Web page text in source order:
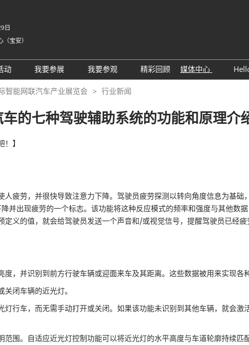
日
宝安）
English
Tiếng
A）
动
同期会议活动
往届回顾
我要参展
AWC参展申请
2025亮点展区
展商增值服务CMO
励展通
我要参观
参观预登记
组团参观
展商名录
RX Connect 励展通
精彩回顾
媒体中心
行业新闻
智能网联汽车产业展览会 行业新闻
车的七种驾驶辅助系统的功能和原理介
】
疲劳，并很快导致注意力下降。驾驶员疲劳探测以转向角度信息为基
并出现疲劳的一个标志。该功能将这种反应模式的频率和强度与其他数
义的值，就会给驾驶员发送一个声音和/或视觉信号，提醒驾驶员已经疲
，并识别到前方行驶车辆或迎面来车及其距离。这些数据被用来实现各
闭车辆的近光灯。
行车，而无需手动打开或关闭。如果该功能未识别到其他车辆，就会
围。自适应近光灯控制功能可以将近光灯的水平高度与车道轮廓持续